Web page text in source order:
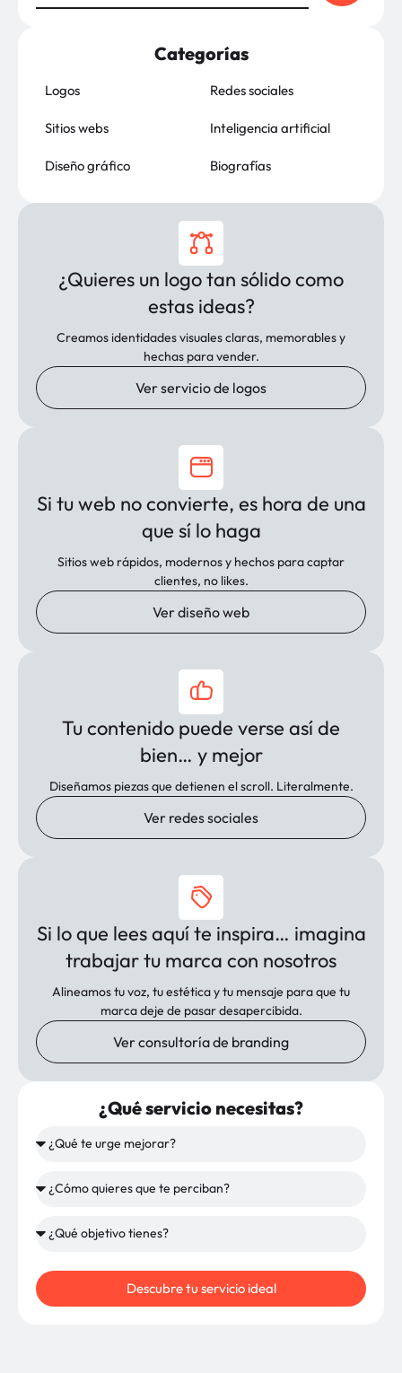
Categorías
Logos
Sitios webs
Diseño gráfico
Redes sociales
Inteligencia artificial
Biografías
¿Quieres un logo tan sólido como
estas ideas?
Creamos identidades visuales claras, memorables y
hechas para vender.
Ver servicio de logos
Si tu web no convierte, es hora de una
que sí lo haga
Sitios web rápidos, modernos y hechos para captar
clientes, no likes.
Ver diseño web
Tu contenido puede verse así de
bien… y mejor
Diseñamos piezas que detienen el scroll. Literalmente.
Ver redes sociales
Si lo que lees aquí te inspira… imagina
trabajar tu marca con nosotros
Alineamos tu voz, tu estética y tu mensaje para que tu
marca deje de pasar desapercibida.
Ver consultoría de branding
¿Qué servicio necesitas?
Descubre tu servicio ideal